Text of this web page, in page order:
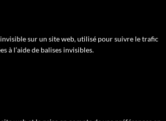
sur un site web, utilisé pour suivre le trafic
à l’aide de balises invisibles.